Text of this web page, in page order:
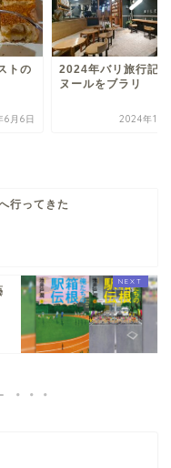
トの
6月6日
2024年バリ旅行記
ヌールをブラリ
2024年10
行ってきた